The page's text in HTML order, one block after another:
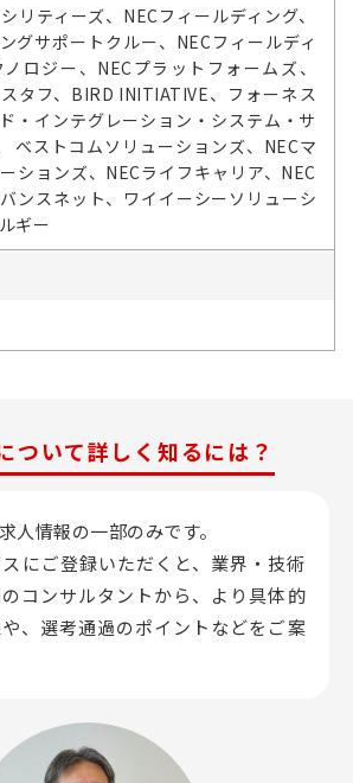
リティーズ、NECフィールディング、
グサポートクルー、NECフィールディ
ロジー、NECプラットフォームズ、
タフ、BIRD INITIATIVE、フォーネス
・インテグレーション・システム・サ
ベストコムソリューションズ、NECマ
ションズ、NECライフキャリア、NEC
ンスネット、ワイイーシーソリューシ
ギー
ついて詳しく知るには？
人情報の一部のみです。
にご登録いただくと、業界・技術
コンサルタントから、 より具体的
、選考通過のポイントなどをご案